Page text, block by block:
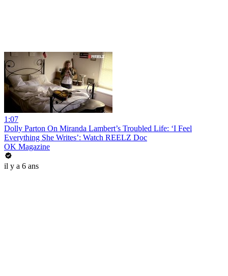
1:07
Dolly Parton On Miranda Lambert’s Troubled Life: ‘I Feel
Everything She Writes’: Watch REELZ Doc
OK Magazine
il y a 6 ans